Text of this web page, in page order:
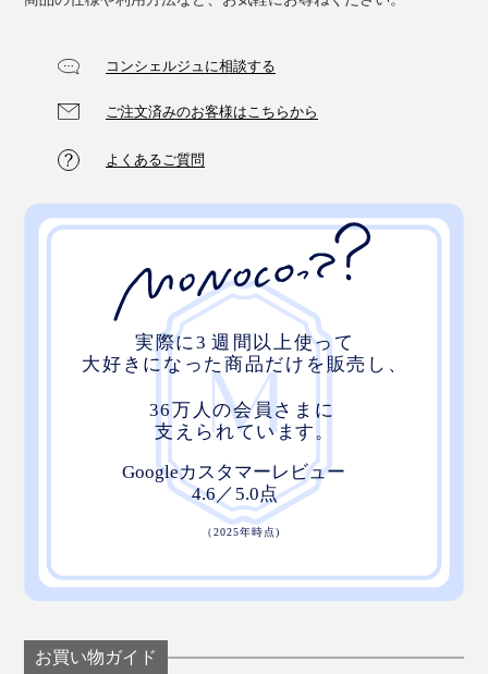
コンシェルジュに相談する
ご注文済みのお客様はこちらから
よくあるご質問
お買い物ガイド